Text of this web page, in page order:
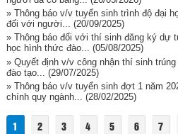
» Thông báo v/v tuyển sinh trình độ đại
đối với người... (20/09/2025)
» Thông báo đối với thí sinh đăng ký dự
học hình thức đào... (05/08/2025)
» Quyết định v/v công nhận thí sinh
đào tạo...
(29/07/2025)
» Thông báo v/v tuyển sinh đợt 1 năm
chính quy ngành... (28/02/2025)
1 2 3 4 5 6 7